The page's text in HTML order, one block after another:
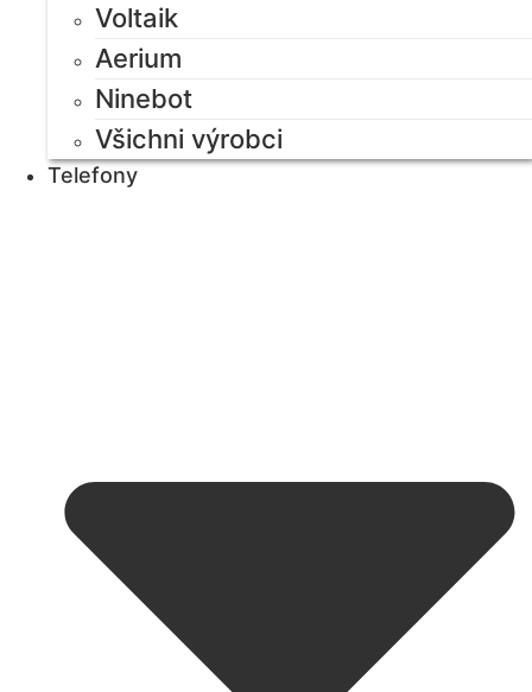
Voltaik
Aerium
Ninebot
Všichni výrobci
Telefony